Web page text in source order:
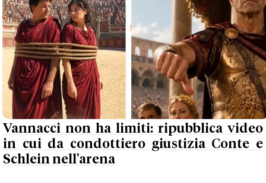
Vannacci non ha limiti: ripubblica video
in cui da condottiero giustizia Conte e
Schlein nell'arena